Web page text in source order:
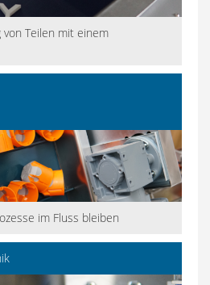
Teilen mit einem
im Fluss bleiben